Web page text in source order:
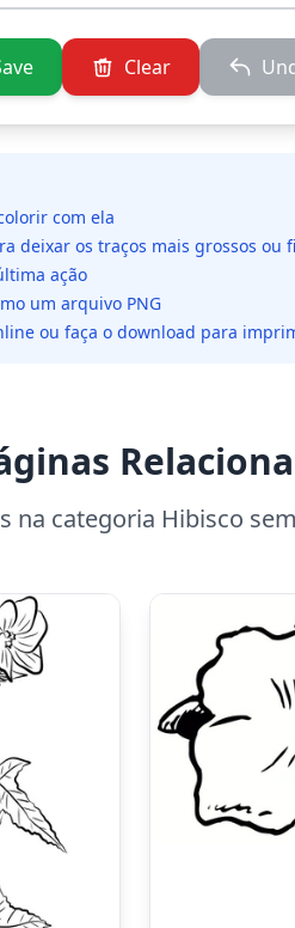
Clear
com ela
deixar os traços mais grossos ou
ação
um arquivo PNG
ou faça o download para
na categoria Hibisco